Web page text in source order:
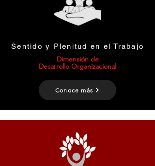
Sentido y Plenitud en el Trabajo
Dimensión de
Desarrollo Organizacional
Conoce más